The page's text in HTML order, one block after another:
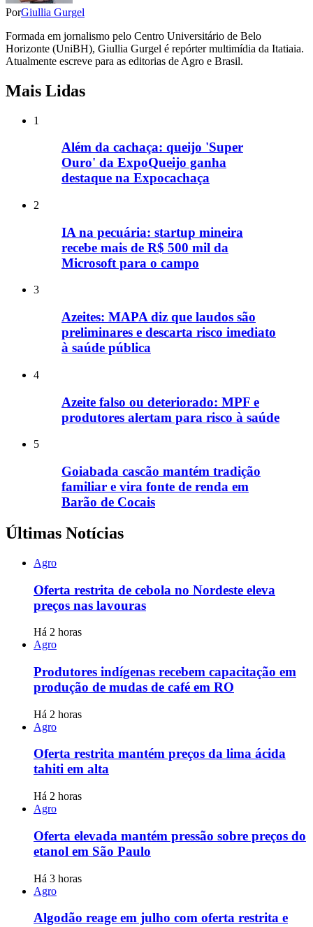
PorGiullia Gurgel
Formada em jornalismo pelo Centro Universitário de Belo
Horizonte (UniBH), Giullia Gurgel é repórter multimídia da Itatiaia.
Atualmente escreve para as editorias de Agro e Brasil.
Mais Lidas
1
Além da cachaça: queijo 'Super
Ouro' da ExpoQueijo ganha
destaque na Expocachaça
2
IA na pecuária: startup mineira
recebe mais de R$ 500 mil da
Microsoft para o campo
3
Azeites: MAPA diz que laudos são
preliminares e descarta risco imediato
à saúde pública
4
Azeite falso ou deteriorado: MPF e
produtores alertam para risco à saúde
5
Goiabada cascão mantém tradição
familiar e vira fonte de renda em
Barão de Cocais
Últimas Notícias
Agro
Oferta restrita de cebola no Nordeste eleva
preços nas lavouras
Há 2 horas
Agro
Produtores indígenas recebem capacitação em
produção de mudas de café em RO
Há 2 horas
Agro
Oferta restrita mantém preços da lima ácida
tahiti em alta
Há 2 horas
Agro
Oferta elevada mantém pressão sobre preços do
etanol em São Paulo
Há 3 horas
Agro
Algodão reage em julho com oferta restrita e